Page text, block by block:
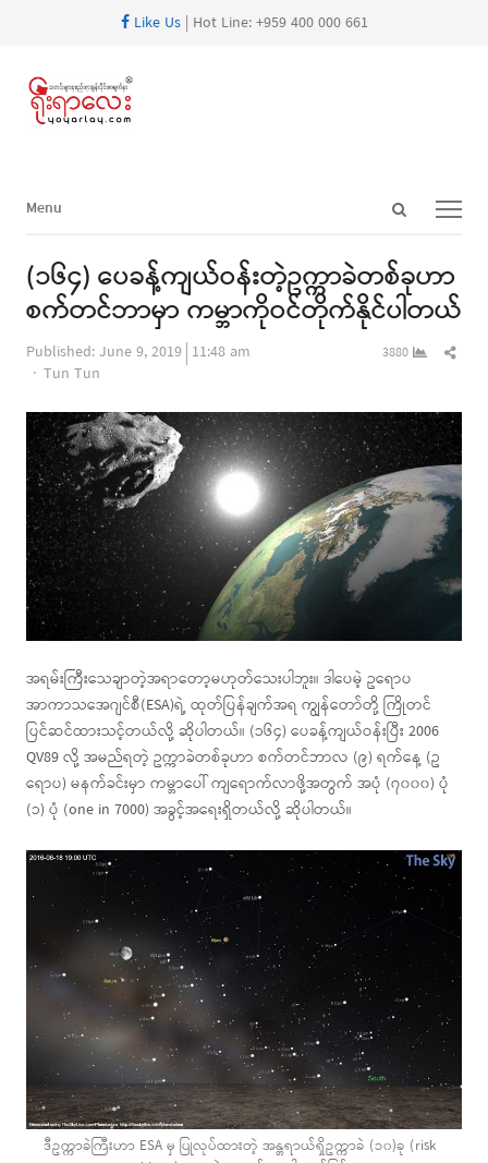
Like Us| Hot Line: +959 400 000 661
Open
Menu
Menu
(၁၆၄) ပေခန့်ကျယ်ဝန်းတဲ့ဥက္ကာခဲတစ်ခုဟာ
စက်တင်ဘာမှာ ကမ္ဘာကိုဝင်တိုက်နိုင်ပါတယ်
Published:June 9, 2019 11:48 am
Author
Tun Tun
3880
အရမ်းကြီးသေချာတဲ့အရာတော့မဟုတ်သေးပါဘူး။ ဒါပေမဲ့ ဥရောပ
အာကာသအေဂျင်စီ(ESA)ရဲ့ ထုတ်ပြန်ချက်အရ ကျွန်တော်တို့ ကြိုတင်
ပြင်ဆင်ထားသင့်တယ်လို့ ဆိုပါတယ်။ (၁၆၄) ပေခန့်ကျယ်ဝန်းပြီး 2006
QV89 လို့ အမည်ရတဲ့ ဥက္ကာခဲတစ်ခုဟာ စက်တင်ဘာလ (၉) ရက်နေ့ (ဥ
ရောပ) မနက်ခင်းမှာ ကမ္ဘာပေါ် ကျရောက်လာဖို့အတွက် အပုံ (၇၀၀၀) ပုံ
(၁) ပုံ (one in 7000) အခွင့်အရေးရှိတယ်လို့ ဆိုပါတယ်။
ဒီဥက္ကာခဲကြီးဟာ ESA မှ ပြုလုပ်ထားတဲ့ အန္တရာယ်ရှိဥက္ကာခဲ (၁၀)ခု (risk